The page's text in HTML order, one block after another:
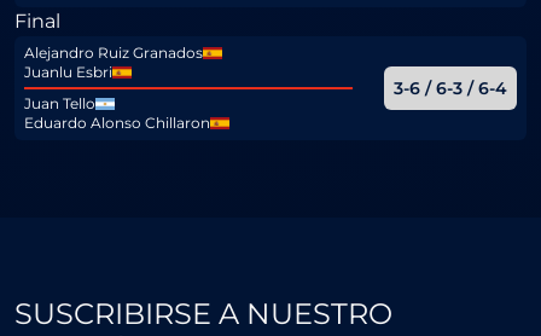
Final
Alejandro Ruiz Granados
Juanlu Esbri
Juan Tello
Eduardo Alonso Chillaron
3-6 / 6-3 / 6-4
SUSCRIBIRSE A NUESTRO